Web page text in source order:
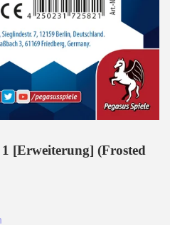
[Erweiterung] (Frosted